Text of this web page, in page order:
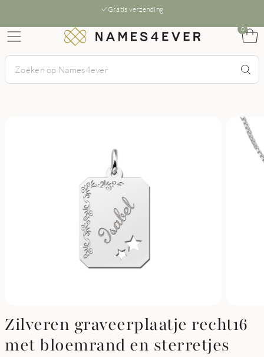
Gratis verzending
0
Zilveren graveerplaatje recht16
met bloemrand en sterretjes